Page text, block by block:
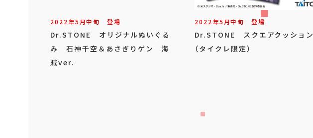
2022年5月中旬 登場
Dr.STONE オリジナルぬいぐる
み 石神千空＆あさぎりゲン 海
賊ver.
2022年5月中旬 登場
Dr.STONE スクエアクッション
（タイクレ限定）